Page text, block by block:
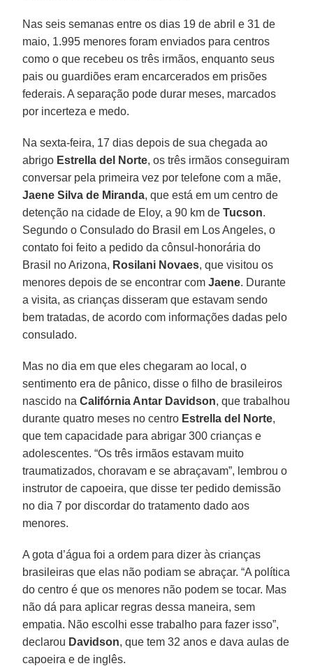
Nas seis semanas entre os dias 19 de abril e 31 de
maio, 1.995 menores foram enviados para centros
como o que recebeu os três irmãos, enquanto seus
pais ou guardiões eram encarcerados em prisões
federais. A separação pode durar meses, marcados
por incerteza e medo.
Na sexta-feira, 17 dias depois de sua chegada ao
abrigo Estrella del Norte, os três irmãos conseguiram
conversar pela primeira vez por telefone com a mãe,
Jaene Silva de Miranda, que está em um centro de
detenção na cidade de Eloy, a 90 km deTucson.
Segundo o Consulado do Brasil em Los Angeles, o
contato foi feito a pedido da cônsul-honorária do
Brasil no Arizona, Rosilani Novaes, que visitou os
menores depois de se encontrar comJaene. Durante
a visita, as crianças disseram que estavam sendo
bem tratadas, de acordo com informações dadas pelo
consulado.
Mas no dia em que eles chegaram ao local, o
sentimento era de pânico, disse o filho de brasileiros
nascido naCalifórnia Antar Davidson, que trabalhou
durante quatro meses no centro Estrella del Norte,
que tem capacidade para abrigar 300 crianças e
adolescentes. “Os três irmãos estavam muito
traumatizados, choravam e se abraçavam”, lembrou o
instrutor de capoeira, que disse ter pedido demissão
no dia 7 por discordar do tratamento dado aos
menores.
A gota d’água foi a ordem para dizer às crianças
brasileiras que elas não podiam se abraçar. “A política
do centro é que os menores não podem se tocar. Mas
não dá para aplicar regras dessa maneira, sem
empatia. Não escolhi esse trabalho para fazer isso”,
declarou Davidson, que tem 32 anos e dava aulas de
capoeira e de inglês.